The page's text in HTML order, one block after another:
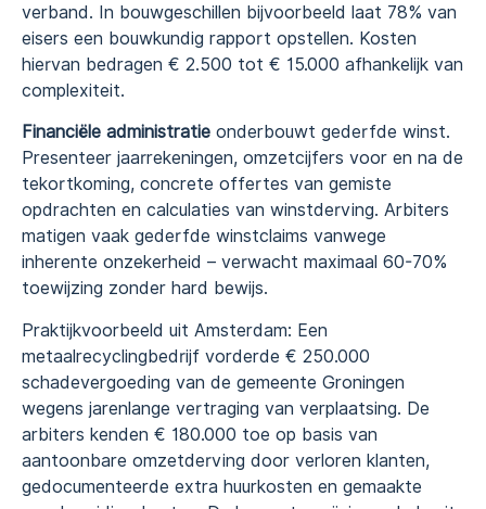
verband. In bouwgeschillen bijvoorbeeld laat 78% van
eisers een bouwkundig rapport opstellen. Kosten
hiervan bedragen € 2.500 tot € 15.000 afhankelijk van
complexiteit.
Financiële administratie onderbouwt gederfde winst.
Presenteer jaarrekeningen, omzetcijfers voor en na de
tekortkoming, concrete offertes van gemiste
opdrachten en calculaties van winstderving. Arbiters
matigen vaak gederfde winstclaims vanwege
inherente onzekerheid – verwacht maximaal 60-70%
toewijzing zonder hard bewijs.
Praktijkvoorbeeld uit Amsterdam: Een
metaalrecyclingbedrijf vorderde € 250.000
schadevergoeding van de gemeente Groningen
wegens jarenlange vertraging van verplaatsing. De
arbiters kenden € 180.000 toe op basis van
aantoonbare omzetderving door verloren klanten,
gedocumenteerde extra huurkosten en gemaakte